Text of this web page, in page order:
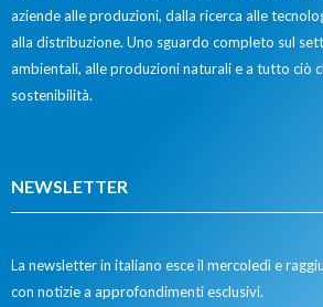
aziende alle produzioni, dalla ricerca alle
alla distribuzione. Uno sguardo completo sul
ambientali, alle produzioni naturali e a tutto ciò
sostenibilità.
NEWSLETTER
La newsletter in italiano esce il mercoledì e
con notizie a approfondimenti esclusivi.